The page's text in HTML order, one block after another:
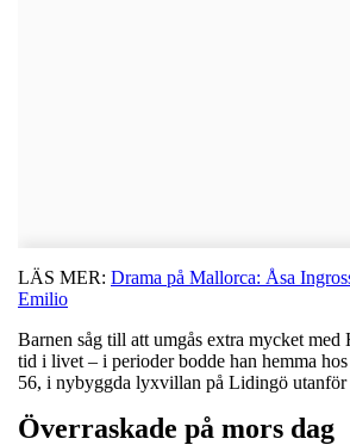
LÄS MER: Drama på Mallorca: Åsa
Emilio
Barnen såg till att umgås extra mycket med
tid i livet – i perioder bodde han hemma hos
56, i nybyggda lyxvillan på Lidingö utanför
Överraskade på mors dag